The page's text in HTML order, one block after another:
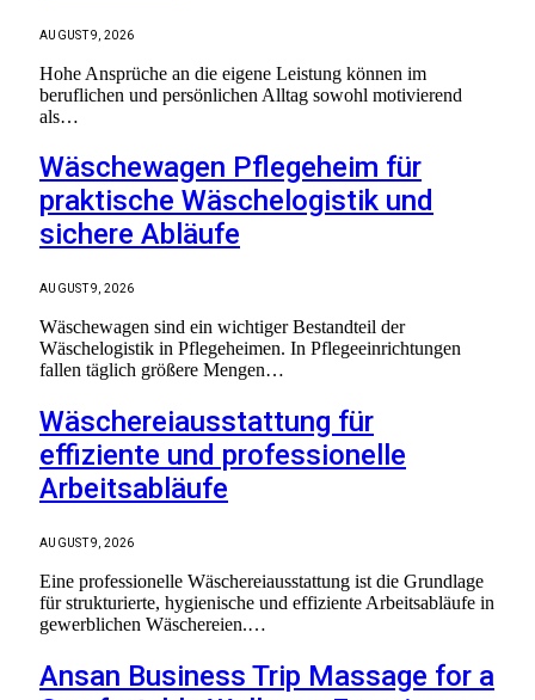
AUGUST 9, 2026
Hohe Ansprüche an die eigene Leistung können im
beruflichen und persönlichen Alltag sowohl motivierend
als…
Wäschewagen Pflegeheim für
praktische Wäschelogistik und
sichere Abläufe
AUGUST 9, 2026
Wäschewagen sind ein wichtiger Bestandteil der
Wäschelogistik in Pflegeheimen. In Pflegeeinrichtungen
fallen täglich größere Mengen…
Wäschereiausstattung für
effiziente und professionelle
Arbeitsabläufe
AUGUST 9, 2026
Eine professionelle Wäschereiausstattung ist die Grundlage
für strukturierte, hygienische und effiziente Arbeitsabläufe in
gewerblichen Wäschereien.…
Ansan Business Trip Massage for a